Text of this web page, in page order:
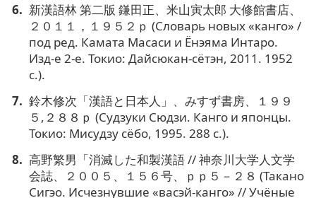
新漢語林 第二版 鎌田正、米山寅太郎 大修館書店、
２０１１，１９５２ｐ (Словарь новых «канго» /
под ред. Камата Масаси и Ёнэяма Интаро.
Изд-е 2-е. Токио: Дайсюкан-сётэн, 2011. 1952
с.).
鈴木修次「漢語と日本人」、みすず書房、１９９
５,２８８ｐ (Судзуки Сюдзи. Канго и японцы.
Токио: Мисудзу сёбо, 1995. 288 с.).
高野繁男「消滅した和製漢語 // 神奈川大学人文学
会誌、２００５、１５６号、ｐｐ５－２８ (Такано
Сигэо. Исчезнувшие «васэй-канго» // Учёные